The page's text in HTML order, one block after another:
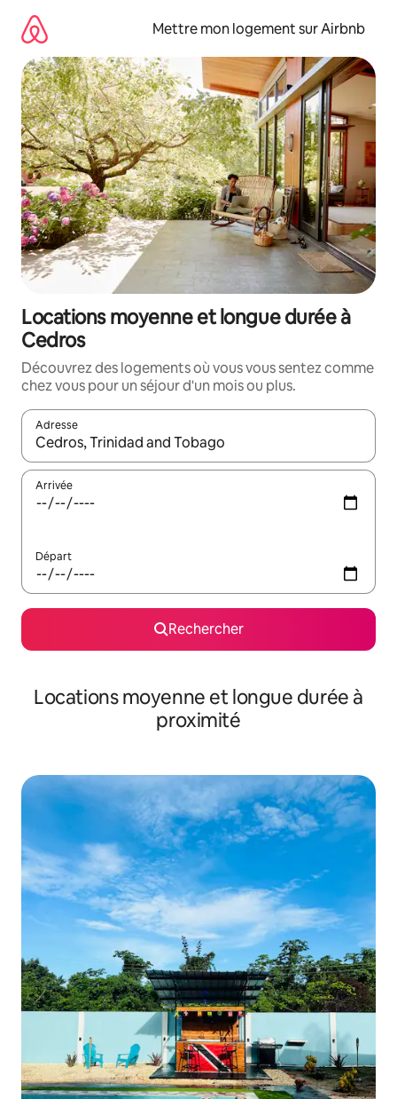
directement
contenu
Mettre mon logement sur Airbnb
Locations moyenne et longue durée à
Cedros
Découvrez des logements où vous vous sentez comme
chez vous pour un séjour d'un mois ou plus.
Adresse
Lorsque les résultats s'affichent, utilisez les flèches vers le
Arrivée
Départ
Rechercher
Locations moyenne et longue durée à
proximité